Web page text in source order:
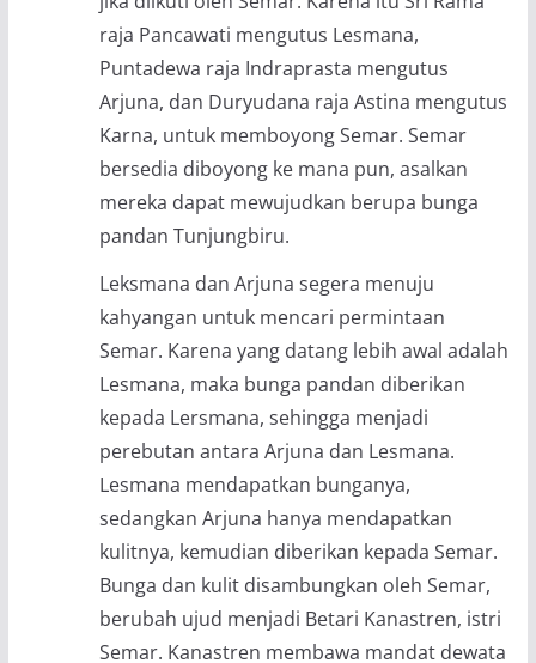
raja Pancawati mengutus Lesmana,
Puntadewa raja Indraprasta mengutus
Arjuna, dan Duryudana raja Astina mengutus
Karna, untuk memboyong Semar. Semar
bersedia diboyong ke mana pun, asalkan
mereka dapat mewujudkan berupa bunga
pandan Tunjungbiru.
Leksmana dan Arjuna segera menuju
kahyangan untuk mencari permintaan
Semar. Karena yang datang lebih awal adalah
Lesmana, maka bunga pandan diberikan
kepada Lersmana, sehingga menjadi
perebutan antara Arjuna dan Lesmana.
Lesmana mendapatkan bunganya,
sedangkan Arjuna hanya mendapatkan
kulitnya, kemudian diberikan kepada Semar.
Bunga dan kulit disambungkan oleh Semar,
berubah ujud menjadi Betari Kanastren, istri
Semar. Kanastren membawa mandat dewata